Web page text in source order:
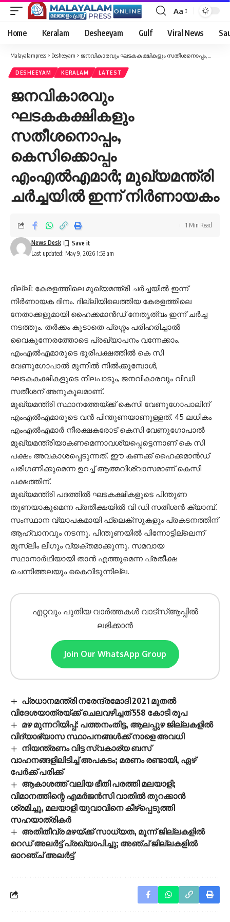
Font
Resizer
Aa
Home Keralam Desheeyam Gulf Viral News
Malayalampress > Desheeyam > ജനവികാരവും ഘടകകക്ഷികളും സതീശനൊപ്പം, കെസിക്കൊപ്പം എംഎൽഎമാർ; മുഖ്യമന്ത്രി ചര്‍ച്ചയില്‍ ഇന്ന് നിര്‍ണായകം
DESHEEYAM KERALAM LATEST
ജനവികാരവും
ഘടകകക്ഷികളും
സതീശനൊപ്പം,
കെസിക്കൊപ്പം
എംഎൽഎമാർ; മുഖ്യമന്ത്രി
ചര്‍ച്ചയില്‍ ഇന്ന് നിര്‍ണായകം
Last updated: May 9, 2026 1:53 am
News Desk
1 Min Read
ദില്ലി: കേരളത്തിലെ മുഖ്യമന്ത്രി ചര്‍ച്ചയില്‍ ഇന്ന്
നിര്‍ണായക ദിനം. ദില്ലിയിലെത്തിയ കേരളത്തിലെ
നേതാക്കളുമായി ഹൈക്കമാന്‍ഡ് നേതൃത്വം ഇന്ന് ചര്‍ച്ച
നടത്തും. തര്‍ക്കം കൂടാതെ പ്രശ്നം പരിഹരിച്ചാല്‍
വൈകുന്നേരത്തോടെ പ്രഖ്യാപനം വന്നേക്കാം.
എംഎല്‍എമാരുടെ ഭൂരിപക്ഷത്തില്‍ കെ സി
വേണുഗോപാല്‍ മുന്നില്‍ നില്‍ക്കുമ്പോള്‍,
ഘടകകക്ഷികളുടെ നിലപാടും, ജനവികാരവും വിഡി
സതീശന് അനുകൂലമാണ്.
മുഖ്യമന്ത്രി സ്ഥാനത്തേയ്ക്ക് കെസി വേണുഗോപാലിന്
എംഎൽഎമാരുടെ വൻ പിന്തുണയാണുള്ളത്. 45 ലധികം
എംഎൽഎമാര്‍ നീരക്ഷകരോട് കെസി വേണുഗോപാൽ
മുഖ്യമന്ത്രിയാകണമെന്നാവശ്യപ്പെട്ടെന്നാണ് കെ സി
പക്ഷം അവകാശപ്പെടുന്നത്. ഈ കണക്ക് ഹൈക്കമാന്‍ഡ്
പരിഗണിക്കുമെന്ന ഉറച്ച് ആത്മവിശ്വാസമാണ് കെസി
പക്ഷത്തിന്.
മുഖ്യമന്ത്രി പദത്തിൽ ഘടകക്ഷികളുടെ പിന്തുണ
തുണയാകുമെന്ന പ്രതീക്ഷയിൽ വി ഡി സതീശൻ ക്യാമ്പ്.
സംസ്ഥാന വ്യാപകമായി ഫ്ലെക്സുകളും പ്രകടനത്തിന്
ആഹ്വാനവും നടന്നു. പിന്തുണയിൽ പിന്നോട്ടില്ലെന്ന്
മുസ്ലിം ലീഗും വ്യക്തമാക്കുന്നു. സമവായ
സ്ഥാനാർഥിയായി താൻ എത്തുമെന്ന പ്രതീക്ഷ
ചെന്നിത്തലയും കൈവിടുന്നില്ല.
എറ്റവും പുതിയ വാർത്തകൾ വാട്സ്ആപ്പിൽ
ലഭിക്കാൻ
Join Our WhatsApp Group
പ്രധാനമന്ത്രി നരേന്ദ്രമോദി 2021 മുതല്‍
വിദേശയാത്രയ്ക്ക് ചെലവഴിച്ചത് 558 കോടി രൂപ
മഴ മുന്നറിയിപ്പ്: പത്തനംതിട്ട, ആലപ്പുഴ ജില്ലകളിൽ
വിദ്യാഭ്യാസ സ്ഥാപനങ്ങൾക്ക് നാളെ അവധി
നിയന്ത്രണം വിട്ട സ്വകാര്യ ബസ്
വാഹനങ്ങളിലിടിച്ച് അപകടം; മരണം രണ്ടായി, ഏഴ്
പേർക്ക് പരിക്ക്
ആകാശത്ത് വലിയ ഭീതി പരത്തി മലയാളി;
വിമാനത്തിന്റെ എമര്‍ജന്‍സി വാതില്‍ തുറക്കാന്‍
ശ്രമിച്ചു, മലയാളി യുവാവിനെ കീഴ്‌പ്പെടുത്തി
സഹയാത്രികര്‍
അതിതീവ്ര മഴയ്ക്ക് സാധ്യത, മൂന്ന് ജില്ലകളിൽ
റെഡ് അലർട്ട് പ്രഖ്യാപിച്ചു; അഞ്ച് ജില്ലകളിൽ
ഓറഞ്ച് അലർട്ട്